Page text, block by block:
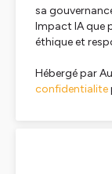
sa
Impact IA que
éthique et
Hébergé par
confidentialite